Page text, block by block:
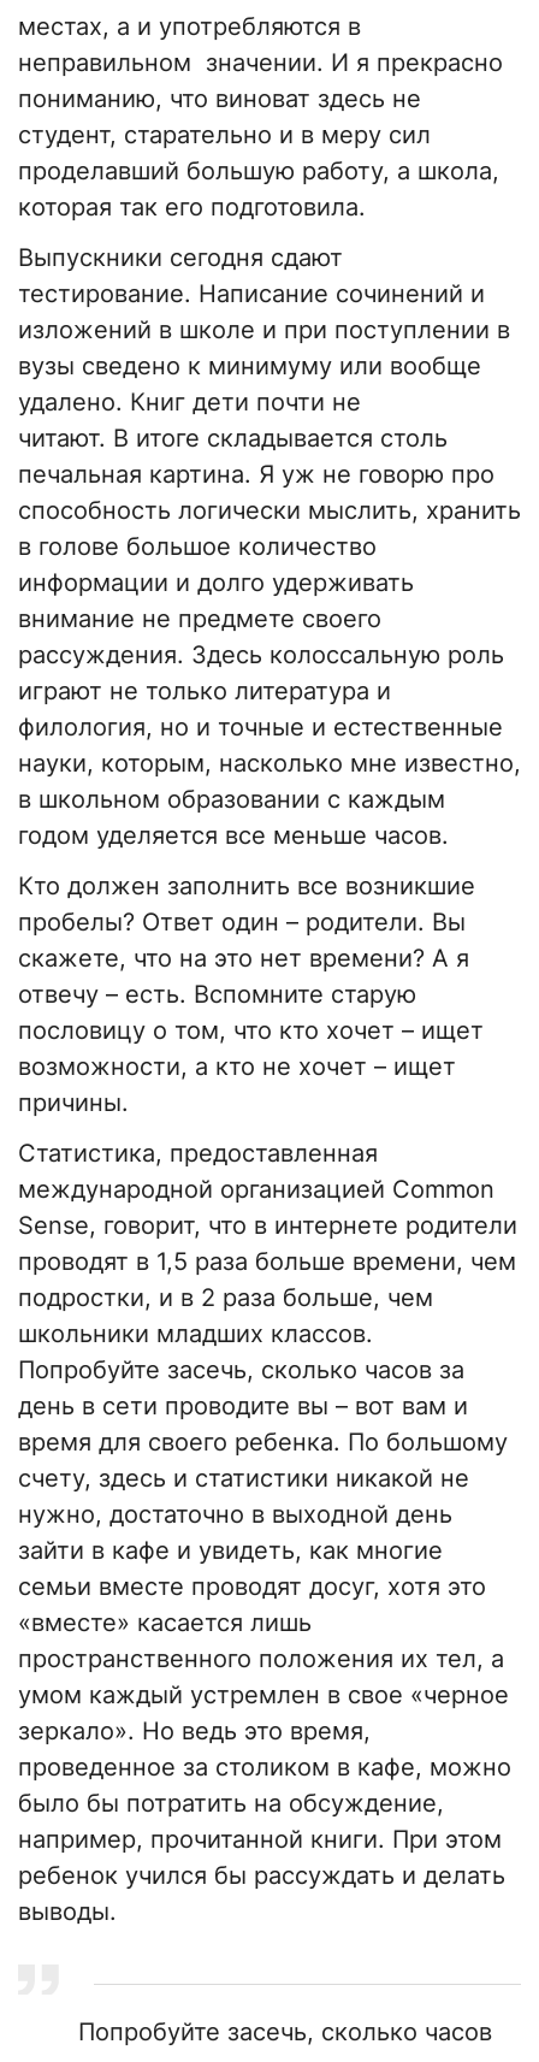
местах, а и употребляются в
неправильном значении. И я прекрасно
пониманию, что виноват здесь не
студент, старательно и в меру сил
проделавший большую работу, а школа,
которая так его подготовила.
Выпускники сегодня сдают
тестирование. Написание сочинений и
изложений в школе и при поступлении в
вузы сведено к минимуму или вообще
удалено. Книг дети почти не
читают. В итоге складывается столь
печальная картина. Я уж не говорю про
способность логически мыслить, хранить
в голове большое количество
информации и долго удерживать
внимание не предмете своего
рассуждения. Здесь колоссальную роль
играют не только литература и
филология, но и точные и естественные
науки, которым, насколько мне известно,
в школьном образовании с каждым
годом уделяется все меньше часов.
Кто должен заполнить все возникшие
пробелы? Ответ один – родители. Вы
скажете, что на это нет времени? А я
отвечу – есть. Вспомните старую
пословицу о том, что кто хочет – ищет
возможности, а кто не хочет – ищет
причины.
Статистика, предоставленная
международной организацией Common
Sense, говорит, что в интернете родители
проводят в 1,5 раза больше времени, чем
подростки, и в 2 раза больше, чем
школьники младших классов.
Попробуйте засечь, сколько часов за
день в сети проводите вы – вот вам и
время для своего ребенка. По большому
счету, здесь и статистики никакой не
нужно, достаточно в выходной день
зайти в кафе и увидеть, как многие
семьи вместе проводят досуг, хотя это
«вместе» касается лишь
пространственного положения их тел, а
умом каждый устремлен в свое «черное
зеркало». Но ведь это время,
проведенное за столиком в кафе, можно
было бы потратить на обсуждение,
например, прочитанной книги. При этом
ребенок учился бы рассуждать и делать
выводы.
Попробуйте засечь, сколько часов